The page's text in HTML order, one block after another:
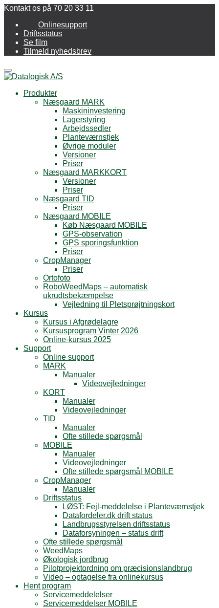
Kontakt os på 70 20 33 11
Onlinesupport
Driftsstatus
Se film
Tilmeld nyhedsbrev
Menu
Produkter
Næsgaard MARK
Maskininvestering
Lagerstyring
Arbejdssedler
Planteværnstjek
Øvrige moduler
Versioner
Priser
Næsgaard MARKKORT
Versioner
Priser
Næsgaard TID
Priser
Næsgaard MOBILE
Køb Næsgaard MOBILE
GPS-observation
GPS sporingsfunktion
Priser
CropManager
Priser
Ortofoto
RoboWeedMaps – automatisk
ukrudtsbekæmpelse
Vejledning til Pletsprøjtningskort
Kursus
Kursus i Afgrødelagre
Kursusprogram Vinter 2026
Online-kursus 2025
Support
Online support
MARK
Manualer
Videovejledninger
KORT
Manualer
Videovejledninger
TID
Manualer
Ofte stillede spørgsmål
MOBILE
Manualer
Videovejledninger
Ofte stillede spørgsmål MOBILE
CropManager
Manualer
Driftsstatus
LØST: Fejl-meddelelse i Planteværnstjek
Datafordeler.dk drift status
Landbrugsstyrelsen driftsstatus
Dataforsyningen – status drift
Ofte stillede spørgsmål
WeedMaps
Økologisk jordbrug
Pilotprojektordning om præcisionslandbrug
Video – optagelse fra onlinekursus
Hent program
Servicemeddelelser
Servicemeddelser MOBILE